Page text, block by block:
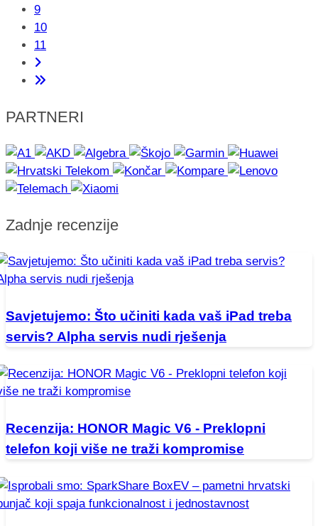
9
10
11
PARTNERI
Zadnje recenzije
Savjetujemo: Što učiniti kada vaš iPad treba
servis? Alpha servis nudi rješenja
Recenzija: HONOR Magic V6 - Preklopni
telefon koji više ne traži kompromise